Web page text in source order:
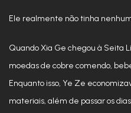
Ele realmente não tinha
Quando Xia Ge chegou à Seita
moedas de cobre comendo,
Enquanto isso, Ye Ze
materiais, além de passar os